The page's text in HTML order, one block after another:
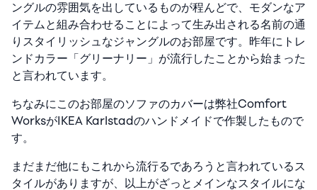
ングルの雰囲気を出しているものが程んどで、モダンなア
イテムと組み合わせることによって生み出される名前の通
りスタイリッシュなジャングルのお部屋です。昨年にトレ
ンドカラー「グリーナリー」が流行したことから始まった
と言われています。
ちなみにこのお部屋のソファのカバーは弊社Comfort
WorksがIKEA Karlstadのハンドメイドで作製したもので
す。
まだまだ他にもこれから流行るであろうと言われているス
タイルがありますが、以上がざっとメインなスタイルにな